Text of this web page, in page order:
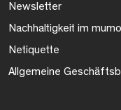
Newsletter
Nachhaltigkeit im
Netiquette
Allgemeine